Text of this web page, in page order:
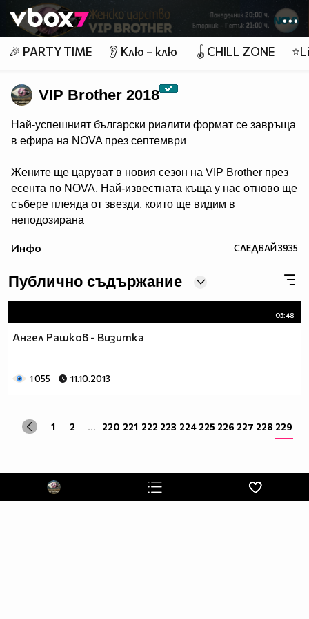
👾
🎉 PARTY TIME 👂 Клю – клю 🪀CHILL ZONE
VIP Brother 2018
Най-успешният български риалити формат се завръща
в ефира на NOVA през септември
Жените ще царуват в новия сезон на VIP Brother през
есента по NOVA. Най-известната къща у нас отново ще
събере плеяда от звезди, които ще видим в
неподозирана
телевизията в България, се завръща в ефира през
цялата власт, но и цялата отговорност в ръцете на
дамите.
Събитията в Къщата ще се случват според волята на
жените, а съквартирантите ще изпаднат в ситуации,
преживяването, наречено VIP Brother. Матриархатът в
съквартирантите? Каква ще е волята на жените в най-
известната къща? Как гледа Big Brother на идеята
Инфо СЛЕДВАЙ3935
Публично съдържание
05:48
Ангел Рашков - Визитка
1 055 11.10.2013
1 2 ... 220 221 222 223 224 225 226 227 228 229